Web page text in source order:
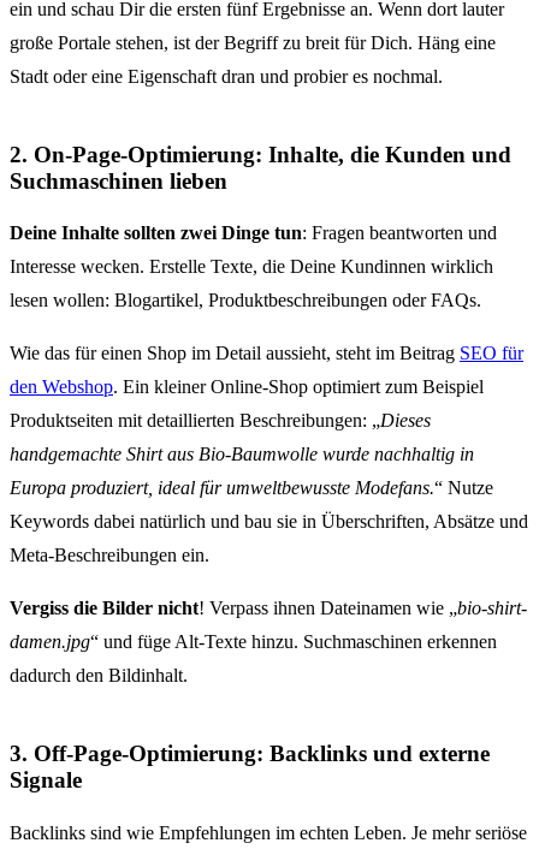
ein und schau Dir die ersten fünf Ergebnisse an. Wenn dort lauter
große Portale stehen, ist der Begriff zu breit für Dich. Häng eine
Stadt oder eine Eigenschaft dran und probier es nochmal.
2. On-Page-Optimierung: Inhalte, die Kunden und
Suchmaschinen lieben
Deine Inhalte sollten zwei Dinge tun: Fragen beantworten und
Interesse wecken. Erstelle Texte, die Deine Kundinnen wirklich
lesen wollen: Blogartikel, Produktbeschreibungen oder FAQs.
Wie das für einen Shop im Detail aussieht, steht im Beitrag SEO für
den Webshop. Ein kleiner Online-Shop optimiert zum Beispiel
Produktseiten mit detaillierten Beschreibungen: „Dieses
handgemachte Shirt aus Bio-Baumwolle wurde nachhaltig in
Europa produziert, ideal für umweltbewusste Modefans.“ Nutze
Keywords dabei natürlich und bau sie in Überschriften, Absätze und
Meta-Beschreibungen ein.
Vergiss die Bilder nicht! Verpass ihnen Dateinamen wie „bio-shirt-
damen.jpg“ und füge Alt-Texte hinzu. Suchmaschinen erkennen
dadurch den Bildinhalt.
3. Off-Page-Optimierung: Backlinks und externe
Signale
Backlinks sind wie Empfehlungen im echten Leben. Je mehr seriöse